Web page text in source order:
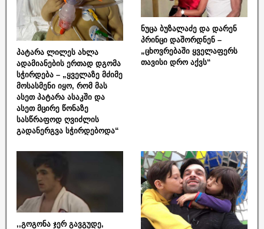
პატარა ლილეს ახლა
ადამიანების ერთად დგომა
სჭირდება – „ყველაზე მძიმე
მოსასმენი იყო, რომ მას
ასეთ პატარა ასაკში და
ასეთ მცირე წონაზე
სასწრაფოდ ღვიძლის
გადანერგვა სჭირდებოდა“
ნუცა ბუზალაძე და დარენ
პრინცი დაშორდნენ –
„ცხოვრებაში ყველაფერს
თავისი დრო აქვს“
,,გოგონა ჯერ გავგუდე,